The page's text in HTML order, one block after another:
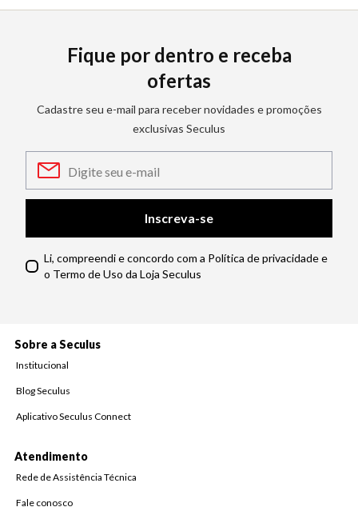
Fique por dentro e receba
ofertas
Cadastre seu e-mail para receber novidades e promoções
exclusivas Seculus
Inscreva-se
Li, compreendi e concordo com a Política de privacidade e
o Termo de Uso da Loja Seculus
Sobre a Seculus
Institucional
Blog Seculus
Aplicativo Seculus Connect
Atendimento
Rede de Assistência Técnica
Fale conosco